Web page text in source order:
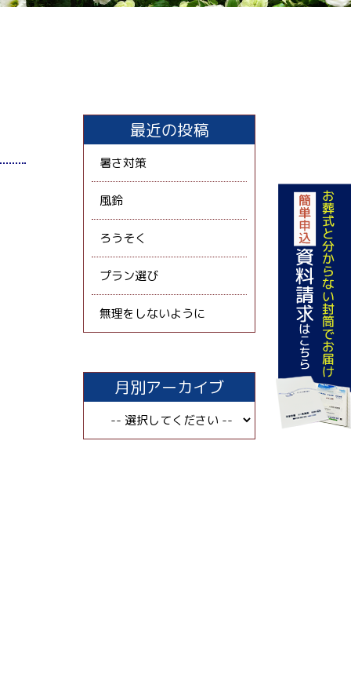
最近の投稿
暑さ対策
風鈴
ろうそく
プラン選び
無理をしないように
月別アーカイブ